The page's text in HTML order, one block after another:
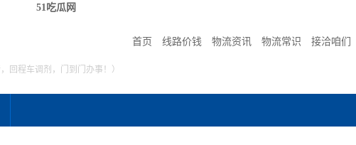
51吃瓜网
首页 线路价钱 物流资讯 物流常识 接洽咱们
回程车调剂，门到门办事！）